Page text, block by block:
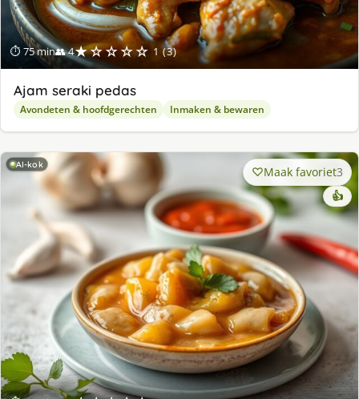
⏱ 75 min👥 4★☆☆☆☆ 1 (3)
Ajam seraki pedas
Avondeten & hoofdgerechten Inmaken & bewaren
AI-kok Maak favoriet3
👍